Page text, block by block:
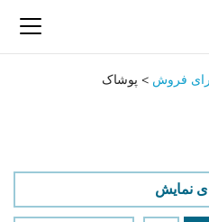
فروش > پوشاک
نمایش